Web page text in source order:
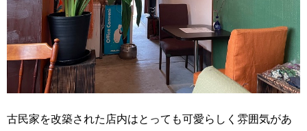
古民家を改築された店内はとっても可愛らしく雰囲気があ